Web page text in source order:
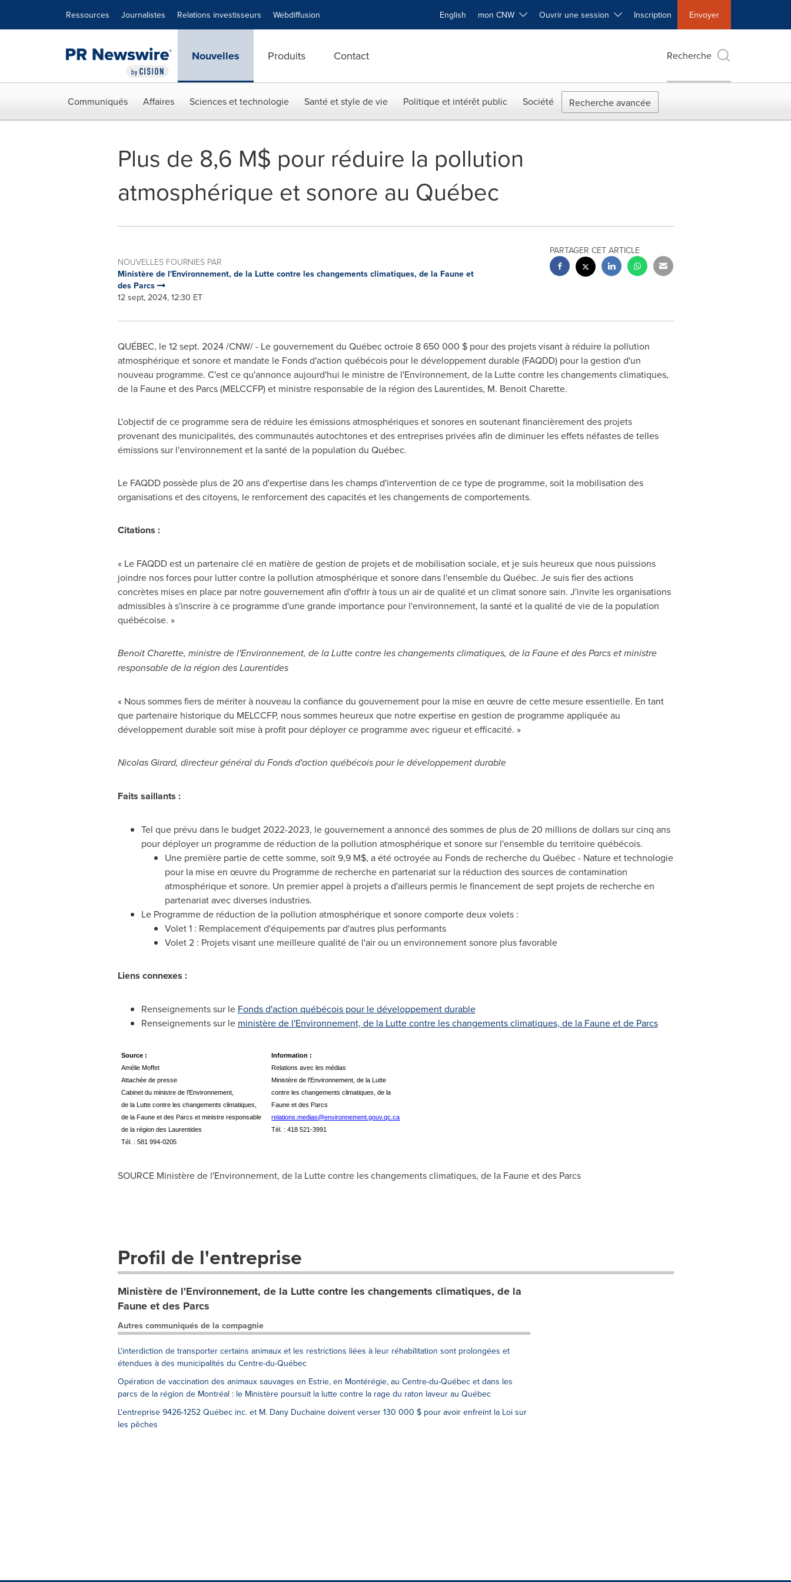
Ressources Journalistes Relations investisseurs Webdiffusion English mon CNW Ouvrir une session Inscription Envoyer
Nouvelles Produits Contact Recherche
Communiqués Affaires Sciences et technologie Santé et style de vie Politique et intérêt public Société Recherche avancée
Plus de 8,6 M$ pour réduire la pollution
atmosphérique et sonore au Québec
NOUVELLES FOURNIES PAR
Ministère de l'Environnement, de la Lutte contre les changements climatiques, de la Faune et
des Parcs
12 sept, 2024, 12:30 ET
PARTAGER CET ARTICLE
QUÉBEC, le12 sept. 2024/CNW/ - Le gouvernement du Québec octroie 8 650 000 $ pour des projets visant à réduire la pollution
atmosphérique et sonore et mandate le Fonds d'action québécois pour le développement durable (FAQDD) pour la gestion d'un
nouveau programme. C'est ce qu'annonce aujourd'hui le ministre de l'Environnement, de la Lutte contre les changements climatiques,
de la Faune et des Parcs (MELCCFP) et ministre responsable de la région des Laurentides, M. Benoit Charette.
L'objectif de ce programme sera de réduire les émissions atmosphériques et sonores en soutenant financièrement des projets
provenant des municipalités, des communautés autochtones et des entreprises privées afin de diminuer les effets néfastes de telles
émissions sur l'environnement et la santé de la population du Québec.
Le FAQDD possède plus de 20 ans d'expertise dans les champs d'intervention de ce type de programme, soit la mobilisation des
organisations et des citoyens, le renforcement des capacités et les changements de comportements.
Citations :
« Le FAQDD est un partenaire clé en matière de gestion de projets et de mobilisation sociale, et je suis heureux que nous puissions
joindre nos forces pour lutter contre la pollution atmosphérique et sonore dans l'ensemble du Québec. Je suis fier des actions
concrètes mises en place par notre gouvernement afin d'offrir à tous un air de qualité et un climat sonore sain. J'invite les organisations
admissibles à s'inscrire à ce programme d'une grande importance pour l'environnement, la santé et la qualité de vie de la population
québécoise. »
Benoit Charette, ministre de l'Environnement, de la Lutte contre les changements climatiques, de la Faune et des Parcs et ministre
responsable de la région des Laurentides
« Nous sommes fiers de mériter à nouveau la confiance du gouvernement pour la mise en œuvre de cette mesure essentielle. En tant
que partenaire historique du MELCCFP, nous sommes heureux que notre expertise en gestion de programme appliquée au
développement durable soit mise à profit pour déployer ce programme avec rigueur et efficacité. »
Nicolas Girard, directeur général du Fonds d'action québécois pour le développement durable
Faits saillants :
Tel que prévu dans le budget 2022-2023, le gouvernement a annoncé des sommes de plus de 20 millions de dollars sur cinq ans
pour déployer un programme de réduction de la pollution atmosphérique et sonore sur l'ensemble du territoire québécois.
Une première partie de cette somme, soit 9,9 M$, a été octroyée au Fonds de recherche du Québec - Nature et technologie
pour la mise en œuvre du Programme de recherche en partenariat sur la réduction des sources de contamination
atmosphérique et sonore. Un premier appel à projets a d'ailleurs permis le financement de sept projets de recherche en
partenariat avec diverses industries.
Le Programme de réduction de la pollution atmosphérique et sonore comporte deux volets :
Volet 1 : Remplacement d'équipements par d'autres plus performants
Volet 2 : Projets visant une meilleure qualité de l'air ou un environnement sonore plus favorable
Liens connexes :
Renseignements sur le Fonds d'action québécois pour le développement durable
Renseignements sur le ministère de l'Environnement, de la Lutte contre les changements climatiques, de la Faune et de Parcs
Source :
Amélie Moffet
Attachée de presse
Cabinet du ministre de l'Environnement,
de la Lutte contre les changements climatiques,
de la Faune et des Parcs et ministre responsable
de la région des Laurentides
Tél. : 581 994-0205
Information :
Relations avec les médias
Ministère de l'Environnement, de la Lutte
contre les changements climatiques, de la
Faune et des Parcs
relations.medias@environnement.gouv.qc.ca
Tél. : 418 521-3991
SOURCE Ministère de l'Environnement, de la Lutte contre les changements climatiques, de la Faune et des Parcs
Profil de l'entreprise
Ministère de l'Environnement, de la Lutte contre les changements climatiques, de la
Faune et des Parcs
Autres communiqués de la compagnie
L'interdiction de transporter certains animaux et les restrictions liées à leur réhabilitation sont prolongées et
étendues à des municipalités du Centre-du-Québec
Opération de vaccination des animaux sauvages en Estrie, en Montérégie, au Centre-du-Québec et dans les
parcs de la région de Montréal : le Ministère poursuit la lutte contre la rage du raton laveur au Québec
L'entreprise 9426-1252 Québec inc. et M. Dany Duchaine doivent verser 130 000 $ pour avoir enfreint la Loi sur
les pêches